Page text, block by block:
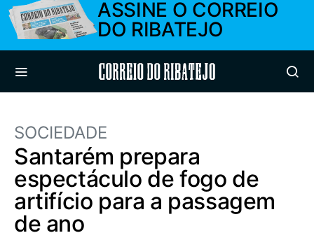
ASSINE O CORREIO
DO RIBATEJO
Correio do Ribatejo
SOCIEDADE
Santarém prepara
espectáculo de fogo de
artifício para a passagem
de ano